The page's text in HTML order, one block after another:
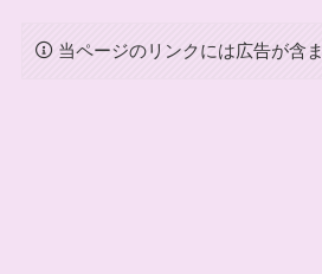
当ページのリンクには広告が含